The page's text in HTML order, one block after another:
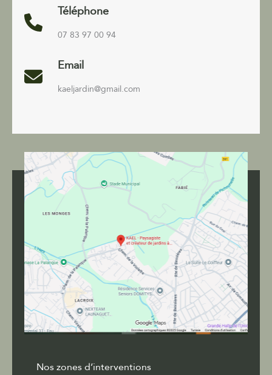
Téléphone
07 83 97 00 94
Email
kaeljardin@gmail.com
Nos zones d’interventions